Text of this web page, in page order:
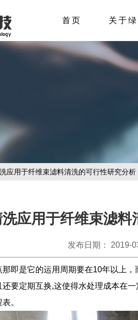
首页 关于
应用于纤维束滤料清洗的可行性研究分析
应用于纤维束滤
发布日期： 2019-
即是它的运用周期要在10年以上
要定期互换,这使得水处理成本在
。